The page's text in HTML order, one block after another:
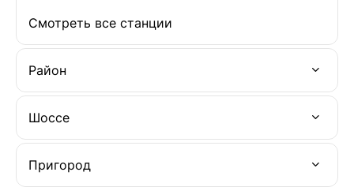
Смотреть все станции
Район
Шоссе
Пригород